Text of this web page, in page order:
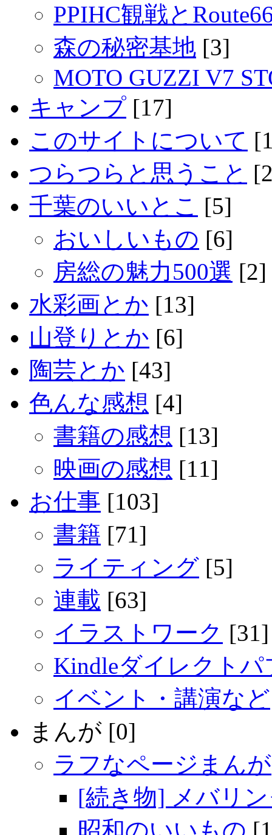
PPIHC観戦と
森の秘密基地 [3]
MOTO GUZZI V7
キャンプ [17]
このサイトについて
つらつらと思うこと
千葉のいいとこ [5]
おいしいもの [6]
房総の魅力500選 [2]
水彩画とか [13]
山登りとか [6]
陶芸とか [43]
色んな感想 [4]
書籍の感想 [13]
映画の感想 [11]
お仕事 [103]
書籍 [71]
ライティング [5]
連載 [63]
イラストワーク [31]
Kindleダイレクト
イベント・講演など
まんが [0]
ラフなページまんが
[続き物] メバリ
昭和のいいもの